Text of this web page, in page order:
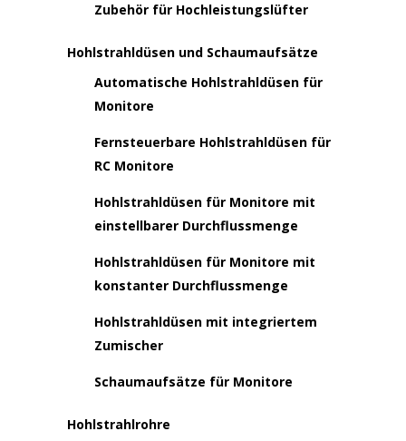
Zubehör für Hochleistungslüfter
Hohlstrahldüsen und Schaumaufsätze
Automatische Hohlstrahldüsen für
Monitore
Fernsteuerbare Hohlstrahldüsen für
RC Monitore
Hohlstrahldüsen für Monitore mit
einstellbarer Durchflussmenge
Hohlstrahldüsen für Monitore mit
konstanter Durchflussmenge
Hohlstrahldüsen mit integriertem
Zumischer
Schaumaufsätze für Monitore
Hohlstrahlrohre